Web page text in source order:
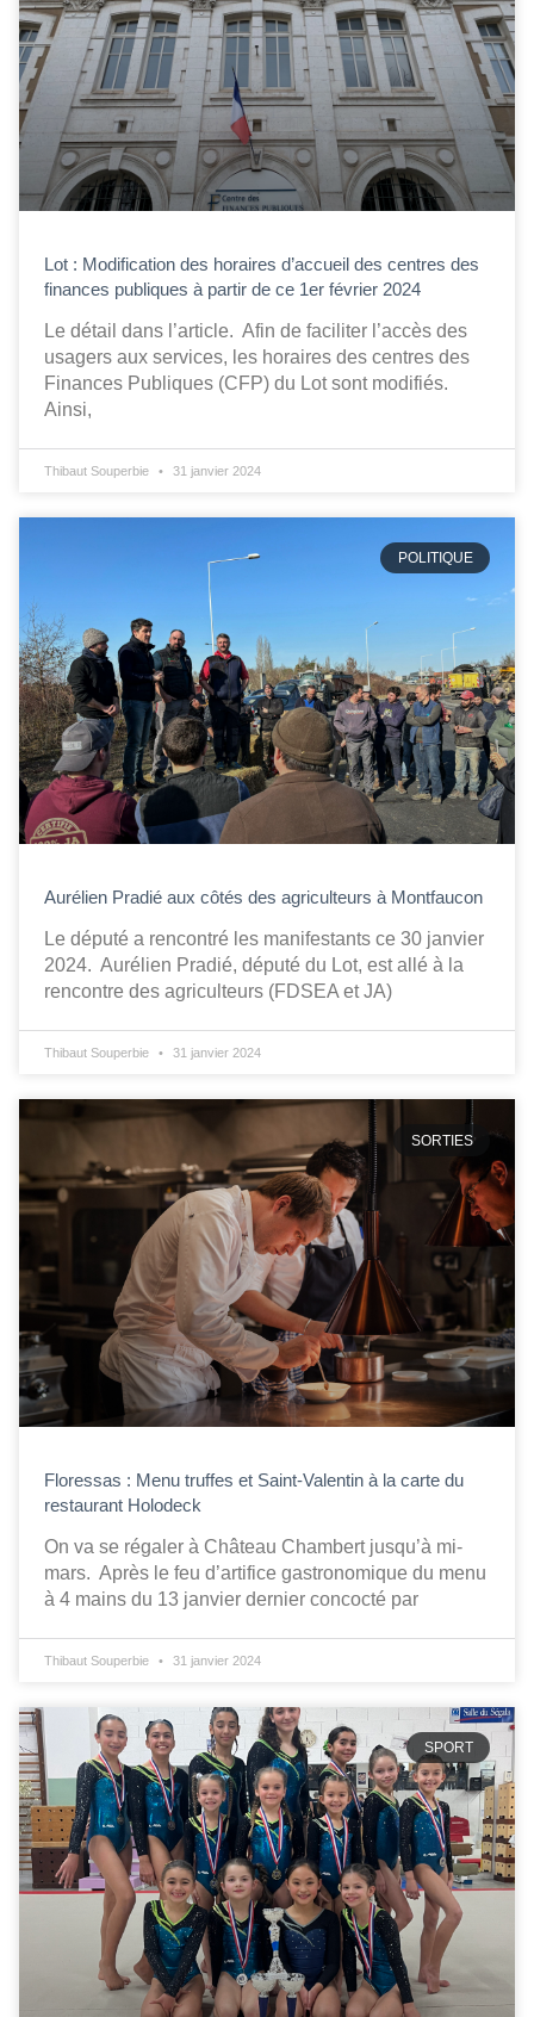
Lot : Modification des horaires d’accueil des centres des
finances publiques à partir de ce 1er février 2024
Le détail dans l’article. Afin de faciliter l’accès des
usagers aux services, les horaires des centres des
Finances Publiques (CFP) du Lot sont modifiés.
Ainsi,
Thibaut Souperbie 31 janvier 2024
POLITIQUE
Aurélien Pradié aux côtés des agriculteurs à Montfaucon
Le député a rencontré les manifestants ce 30 janvier
2024. Aurélien Pradié, député du Lot, est allé à la
rencontre des agriculteurs (FDSEA et JA)
Thibaut Souperbie 31 janvier 2024
SORTIES
Floressas : Menu truffes et Saint-Valentin à la carte du
restaurant Holodeck
On va se régaler à Château Chambert jusqu’à mi-
mars. Après le feu d’artifice gastronomique du menu
à 4 mains du 13 janvier dernier concocté par
Thibaut Souperbie 31 janvier 2024
SPORT